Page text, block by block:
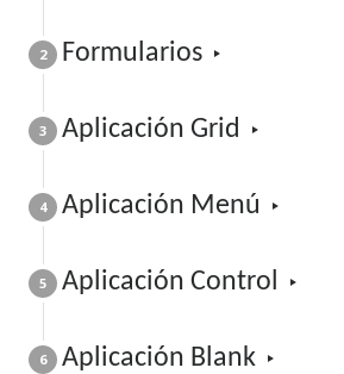
2 F​ormularios
3 Aplicación ​G​rid
4 Aplicación Menú
5 Aplicación Control
6 Aplicación Blank